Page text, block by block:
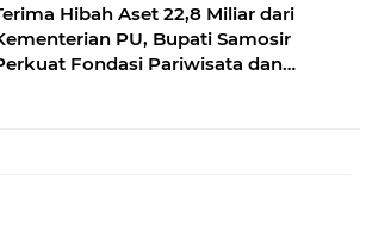
Hibah Aset 22,8 Miliar dari
PU, Bupati Samosir
Fondasi Pariwisata dan